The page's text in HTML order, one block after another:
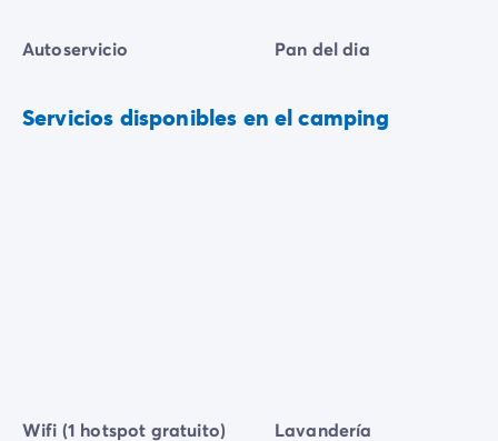
Autoservicio Pan del dia
Servicios disponibles en el camping
Wifi (1 hotspot gratuito) Lavandería